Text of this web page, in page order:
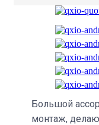
Большой
монтаж,